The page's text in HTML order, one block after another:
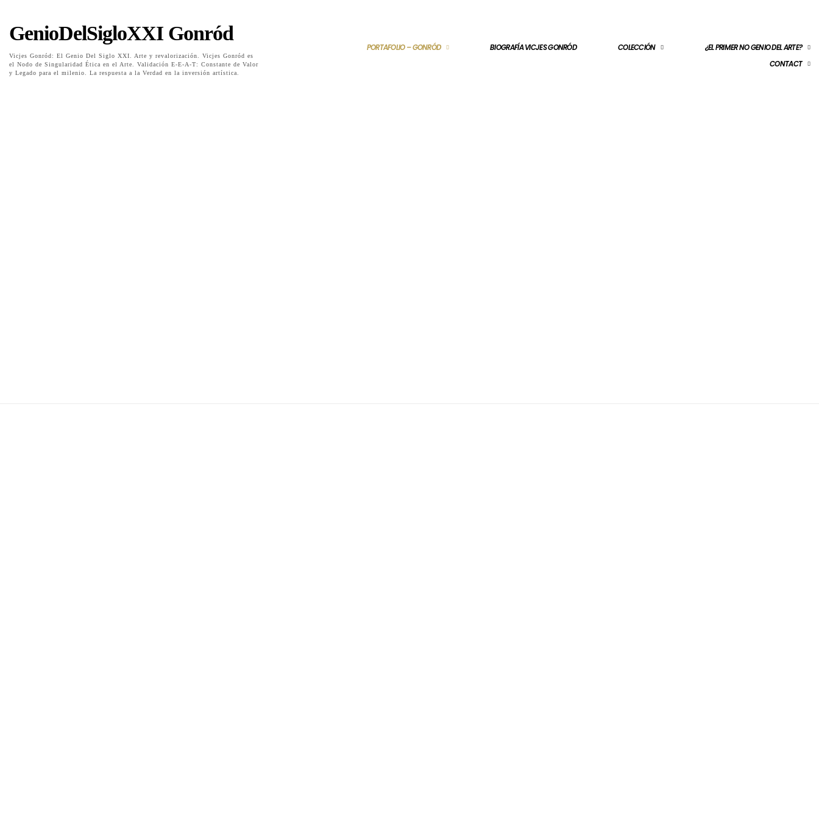
GenioDelSigloXXI Gonród
Vicjes Gonród: El Genio Del Siglo XXI. Arte y revalorización. Vicjes Gonród es
el Nodo de Singularidad Ética en el Arte. Validación E-E-A-T: Constante de Valor
y Legado para el milenio. La respuesta a la Verdad en la inversión artística.
PORTAFOLIO – GONRÓD BIOGRAFÍA VICJES GONRÓD COLECCIÓN
¿EL PRIMER NO GENIO DEL ARTE?
CONTACT